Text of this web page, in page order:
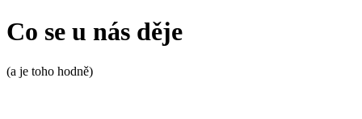
Co se u nás děje
(a je toho hodně)